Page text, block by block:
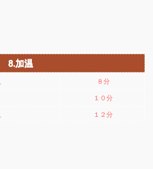
8.加温
８分
１０分
１２分